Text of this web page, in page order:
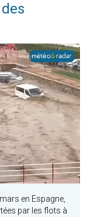
en Espagne,
par les flots à